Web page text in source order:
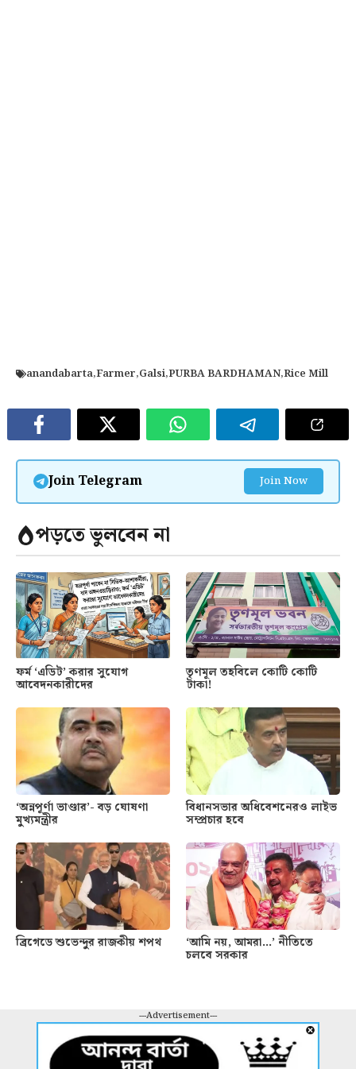
anandabarta,Farmer,Galsi,PURBA BARDHAMAN,Rice Mill
Join Telegram Join Now
পড়তে ভুলবেন না
ফর্ম ‘এডিট’ করার সুযোগ
আবেদনকারীদের
তৃণমূল তহবিলে কোটি কোটি
টাকা!
‘অন্নপূর্ণা ভাণ্ডার’- বড় ঘোষণা
মুখ্যমন্ত্রীর
বিধানসভার অধিবেশনেরও লাইভ
সম্প্রচার হবে
ব্রিগেডে শুভেন্দুর রাজকীয় শপথ ‘আমি নয়, আমরা…’ নীতিতে
চলবে সরকার
---Advertisement---